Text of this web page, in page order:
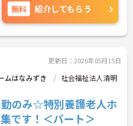
無料 紹介してもらう
更新日：2026年05月15日
ムはなみずき
社会福祉法人清明
勤のみ☆特別養護老人ホ
です！＜パート＞